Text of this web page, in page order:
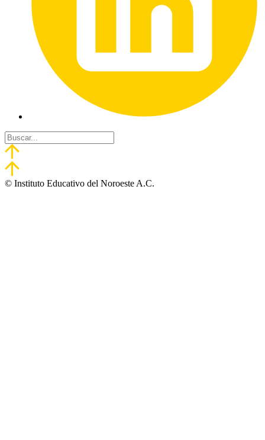
© Instituto Educativo del Noroeste A.C.